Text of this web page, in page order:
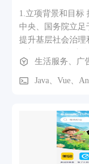
1.立项背景和目标 推进社区治理现代化和智慧社区建设，是党
中央、国务院立足
提升基层社会治理
2020 年）》，将“社 区公共服务综合信息平台建设”、“智慧社
区”建设作为社区
术，改变社区管
息网络进行资源
位信息服务，提
覆盖村（社区）
生活服务、广
Java、Vue、